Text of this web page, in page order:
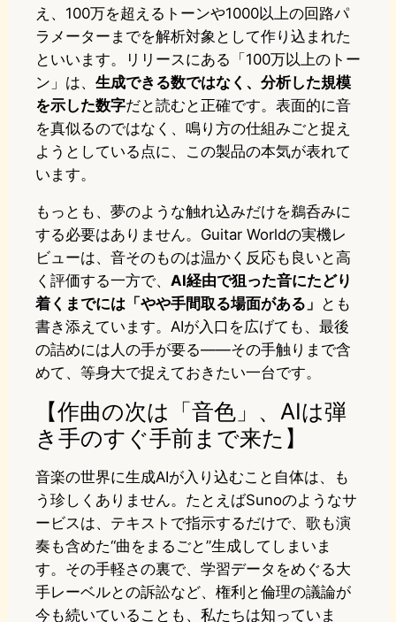
え、100万を超えるトーンや1000以上の回路パ
ラメーターまでを解析対象として作り込まれた
といいます。リリースにある「100万以上のトー
ン」は、 生成できる数ではなく、分析した規模
を示した数字だと読むと正確です。表面的に音
を真似るのではなく、鳴り方の仕組みごと捉え
ようとしている点に、この製品の本気が表れて
います。
もっとも、夢のような触れ込みだけを鵜呑みに
する必要はありません。Guitar Worldの実機レ
ビューは、音そのものは温かく反応も良いと高
く評価する一方で、 AI経由で狙った音にたどり
着くまでには「やや手間取る場面がある」 とも
書き添えています。AIが入口を広げても、最後
の詰めには人の手が要る——その手触りまで含
めて、等身大で捉えておきたい一台です。
【作曲の次は「音色」、AIは弾
き手のすぐ手前まで来た】
音楽の世界に生成AIが入り込むこと自体は、も
う珍しくありません。たとえばSunoのようなサ
ービスは、テキストで指示するだけで、歌も演
奏も含めた“曲をまるごと”生成してしまいま
す。その手軽さの裏で、学習データをめぐる大
手レーベルとの訴訟など、権利と倫理の議論が
今も続いていることも、私たちは知っていま